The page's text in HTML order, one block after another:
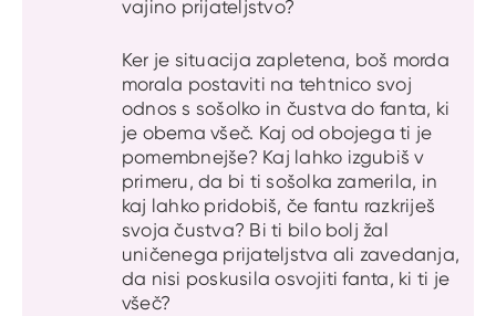
vajino prijateljstvo?
Ker je situacija zapletena, boš morda
morala postaviti na tehtnico svoj
odnos s sošolko in čustva do fanta, ki
je obema všeč. Kaj od obojega ti je
pomembnejše? Kaj lahko izgubiš v
primeru, da bi ti sošolka zamerila, in
kaj lahko pridobiš, če fantu razkriješ
svoja čustva? Bi ti bilo bolj žal
uničenega prijateljstva ali zavedanja,
da nisi poskusila osvojiti fanta, ki ti je
všeč?